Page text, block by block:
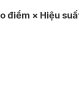
điểm × Hiệu